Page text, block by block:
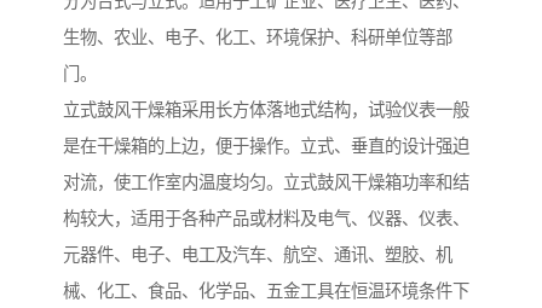
生物、农业、电子、化工、环境保护、科研单位等部
门。
立式鼓风干燥箱采用长方体落地式结构，试验仪表一般
是在干燥箱的上边，便于操作。立式、垂直的设计强迫
对流，使工作室内温度均匀。立式鼓风干燥箱功率和结
构较大，适用于各种产品或材料及电气、仪器、仪表、
元器件、电子、电工及汽车、航空、通讯、塑胶、机
械、化工、食品、化学品、五金工具在恒温环境条件下